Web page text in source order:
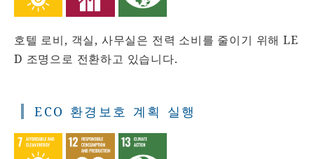
호텔 로비, 객실, 사무실은 전력 소비를 줄이기 위해 LE
D 조명으로 전환하고 있습니다.
ECO 환경보호 계획 실행